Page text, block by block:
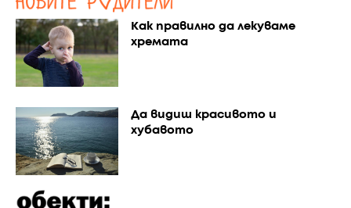
Как правилно да лекуваме
хремата
Да видиш красивото и
хубавото